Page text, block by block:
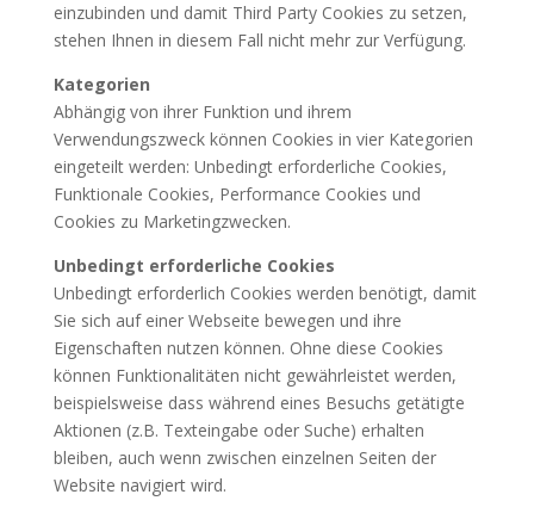
einzubinden und damit Third Party Cookies zu setzen,
stehen Ihnen in diesem Fall nicht mehr zur Verfügung.
Kategorien
Abhängig von ihrer Funktion und ihrem
Verwendungszweck können Cookies in vier Kategorien
eingeteilt werden: Unbedingt erforderliche Cookies,
Funktionale Cookies, Performance Cookies und
Cookies zu Marketingzwecken.
Unbedingt erforderliche Cookies
Unbedingt erforderlich Cookies werden benötigt, damit
Sie sich auf einer Webseite bewegen und ihre
Eigenschaften nutzen können. Ohne diese Cookies
können Funktionalitäten nicht gewährleistet werden,
beispielsweise dass während eines Besuchs getätigte
Aktionen (z.B. Texteingabe oder Suche) erhalten
bleiben, auch wenn zwischen einzelnen Seiten der
Website navigiert wird.